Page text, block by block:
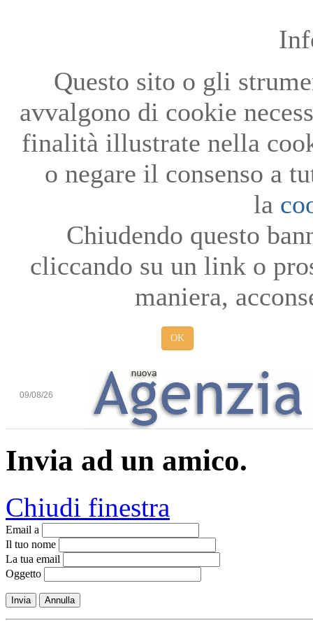
Questo sito o gli
avvalgono di cookie
finalità illustrate nella
o negare il consenso a
la
Chiudendo questo
cliccando su un link o
maniera,
OK
09/08/26
Invia ad un amico.
Chiudi finestra
Email a
Il tuo nome
La tua email
Oggetto
Invia Annulla